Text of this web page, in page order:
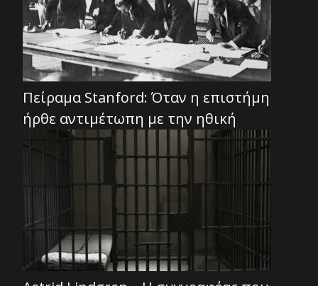
Πείραμα Stanford: Όταν η επιστήμη
ήρθε αντιμέτωπη με την ηθική